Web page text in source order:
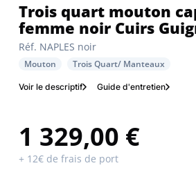
Réf. NAPLES noir
Trois quart mouton capuche
femme noir Cuirs
Mouton Trois Quart/ Manteaux
Voir le descriptif Guide d'entretien
1 329,00 €
+ 12€ de frais de port